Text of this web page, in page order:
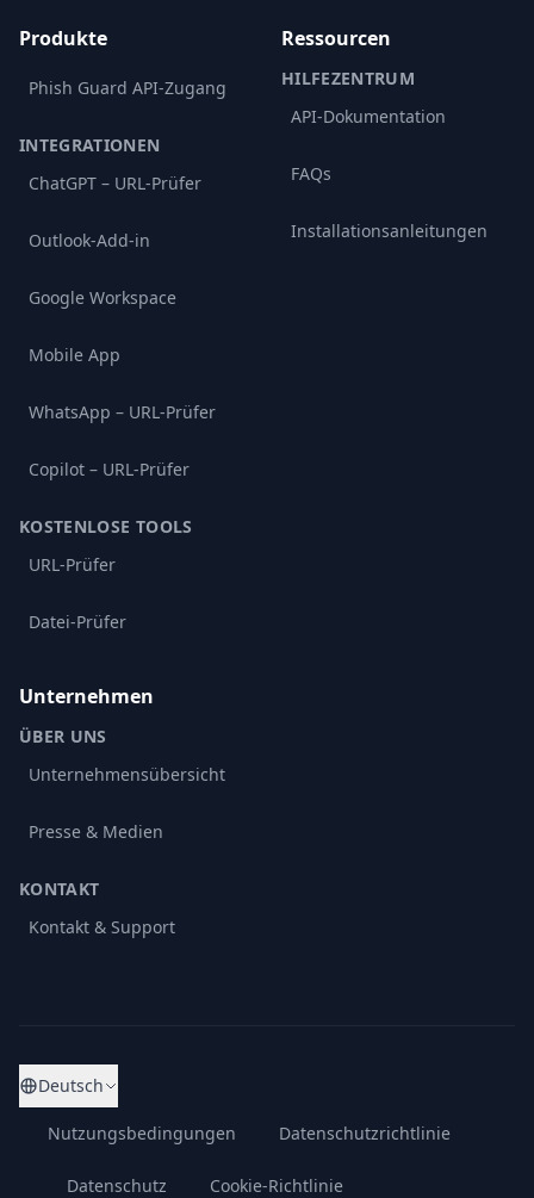
Produkte
Phish Guard API-Zugang
INTEGRATIONEN
ChatGPT – URL-Prüfer
Outlook-Add-in
Google Workspace
Mobile App
WhatsApp – URL-Prüfer
Copilot – URL-Prüfer
KOSTENLOSE TOOLS
URL-Prüfer
Datei-Prüfer
Ressourcen
HILFEZENTRUM
API-Dokumentation
FAQs
Installationsanleitungen
Unternehmen
ÜBER UNS
Unternehmensübersicht
Presse & Medien
KONTAKT
Kontakt & Support
Deutsch
Nutzungsbedingungen Datenschutzrichtlinie
Datenschutz Cookie-Richtlinie